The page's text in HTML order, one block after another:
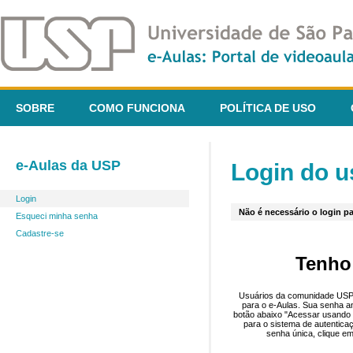
SOBRE COMO FUNCIONA POLÍTICA DE USO
e-Aulas da USP
Login
Esqueci minha senha
Cadastre-se
Login do
Não é necessário o login
Usuários da comunidade
para o e-Aulas. Sua senha
botão abaixo "Acessar
para o sistema de
senha única, clique